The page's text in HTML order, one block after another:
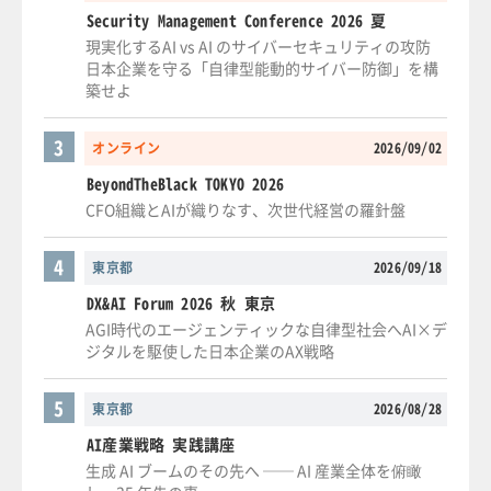
Security Management Conference 2026 夏
現実化するAI vs AI のサイバーセキュリティの攻防
日本企業を守る「自律型能動的サイバー防御」を構
築せよ
オンライン 2026/09/02
3
BeyondTheBlack TOKYO 2026
CFO組織とAIが織りなす、次世代経営の羅針盤
東京都 2026/09/18
4
DX&AI Forum 2026 秋 東京
AGI時代のエージェンティックな自律型社会へAI×デ
ジタルを駆使した日本企業のAX戦略
東京都 2026/08/28
5
AI産業戦略 実践講座
生成 AI ブームのその先へ ── AI 産業全体を俯瞰